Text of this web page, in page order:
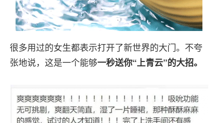
很多用过的女生都表示打开了新世界的大门。不夸
张地说，这是一个能够一秒送你“上青云”的大招。